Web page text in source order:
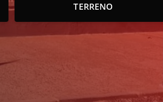
TERRENO